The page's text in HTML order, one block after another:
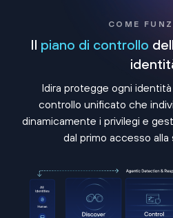
COME
Il piano di controllo
Idira protegge ogni
controllo unificato che
dinamicamente i privilegi e
dal primo accesso alla